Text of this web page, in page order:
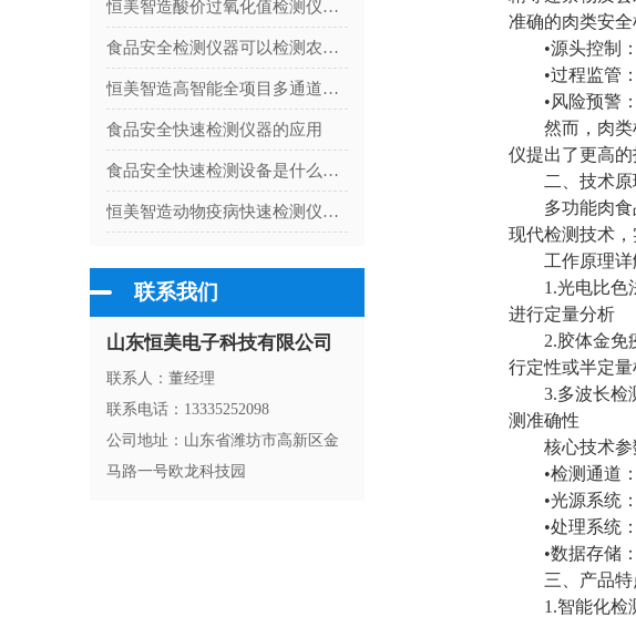
恒美智造酸价过氧化值检测仪采购指南：食用油快速检测仪流程指导
食品安全检测仪器可以检测农药残留吗
恒美智造高智能全项目多通道食品安全综合检测仪器在农贸市场与商超食品安全保障中的应用
食品安全快速检测仪器的应用
食品安全快速检测设备是什么仪器（食品安全检测仪器使用）
恒美智造动物疫病快速检测仪常见问题FAQ：宠物病毒检测仪65个技术与采购问题解答
联系我们
山东恒美电子科技有限公司
联系人：董经理
联系电话：13335252098
公司地址：山东省潍坊市高新区金
马路一号欧龙科技园
准确的肉类安全
•源头控制
•过程监管
•风险预警
然而，肉
仪提出了更高的
二、技术
多功能肉
现代检测技术
工作原理详
1.光电比色
进行定量分析
2.胶体金免
行定性或半定量
3.多波长检
测准确性
核心技术参
•检测通道
•光源系统
•处理系统
•数据存储
三、产品
1.智能化检